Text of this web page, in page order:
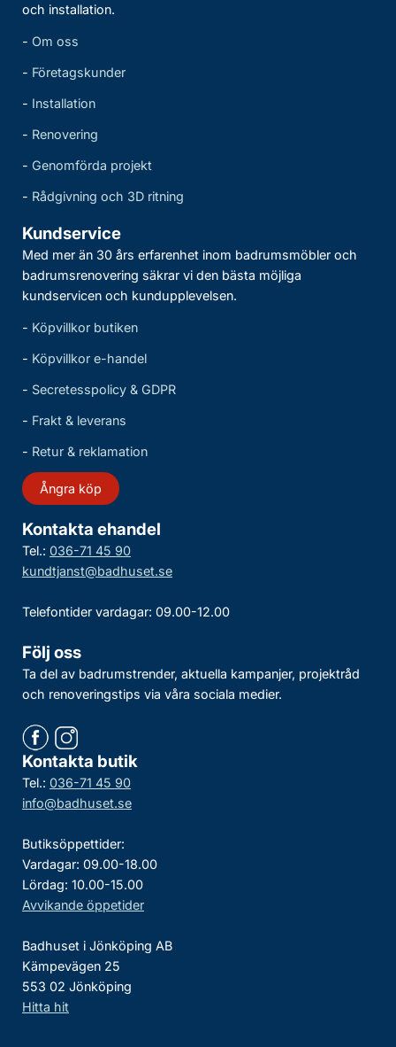
och installation.
- Om oss
- Företagskunder
- Installation
- Renovering
- Genomförda projekt
- Rådgivning och 3D ritning
Kundservice
Med mer än 30 års erfarenhet inom badrumsmöbler och
badrumsrenovering säkrar vi den bästa möjliga
kundservicen och kundupplevelsen.
- Köpvillkor butiken
- Köpvillkor e-handel
- Secretesspolicy & GDPR
- Frakt & leverans
- Retur & reklamation
Ångra köp
Kontakta ehandel
Tel.: 036-71 45 90
kundtjanst@badhuset.se
Telefontider vardagar: 09.00-12.00
Följ oss
Ta del av badrumstrender, aktuella kampanjer, projektråd
och renoveringstips via våra sociala medier.
Kontakta butik
Tel.: 036-71 45 90
info@badhuset.se
Butiksöppettider:
Vardagar: 09.00-18.00
Lördag: 10.00-15.00
Avvikande öppetider
Badhuset i Jönköping AB
Kämpevägen 25
553 02 Jönköping
Hitta hit